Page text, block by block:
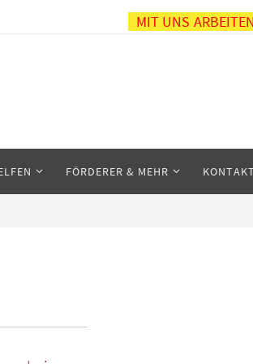
MIT UNS ARBEITEN
FÖRDERER & MEHR KONTAKT